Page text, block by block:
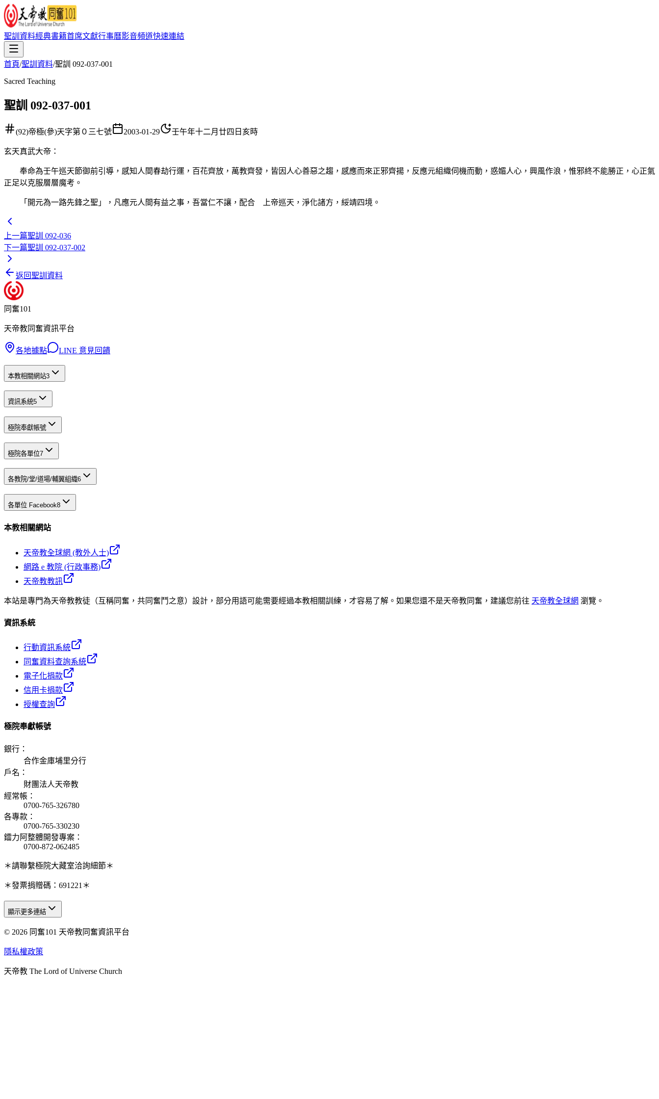
聖訓資料經典書籍首席文獻行事曆影音頻道快速連結
首頁/聖訓資料/聖訓 092-037-001
Sacred Teaching
聖訓 092-037-001
(92)帝極(參)天字第０三七號 2003-01-29 壬午年十二月廿四日亥時
玄天真武大帝 ：
奉命為壬午巡天節御前引導，感知人間春劫行運，百花齊放，萬教齊發，皆因人心善惡之趨，感應而來正邪齊揚，反應元組織伺機而動，惑媚人心，興風作浪，惟邪終不能勝正，心正氣
正足以克服層層魔考。
「開元為一路先鋒之聖」，凡應元人間有益之事，吾當仁不讓，配合 上帝巡天，淨化諸方，綏靖四境。
上一篇聖訓 092-036
下一篇聖訓 092-037-002
返回聖訓資料
同奮101
天帝教同奮資訊平台
各地據點 LINE 意見回饋
本教相關網站3
資訊系統5
極院奉獻帳號
極院各單位7
各教院/堂/道場/輔翼組織6
各單位 Facebook8
本教相關網站
天帝教全球網 (教外人士)
網路 e 教院 (行政事務)
天帝教教訊
本站是專門為天帝教教徒（互稱同奮，共同奮鬥之意）設計，部分用語可能需要經過本教相關訓練，才容易了解。如果您還不是天帝教同奮，建議您前往 天帝教全球網 瀏覽。
資訊系統
行動資訊系統
同奮資料查詢系統
電子化捐款
信用卡捐款
授權查詢
極院奉獻帳號
銀行 ：
合作金庫埔里分行
戶名 ：
財團法人天帝教
經常帳 ：
0700-765-326780
各專款 ：
0700-765-330230
鐳力阿整體開發專案 ：
0700-872-062485
＊請聯繫極院大藏室洽詢細節＊
＊發票捐贈碼：691221＊
天人研究總院
天人研究學院
天人炁功院
顯示更多連結
© 2026 同奮101 天帝教同奮資訊平台
隱私權政策
天帝教 The Lord of Universe Church